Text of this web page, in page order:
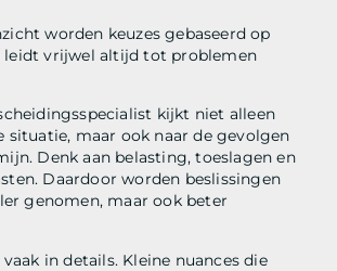
worden keuzes gebaseerd op
leidt vrijwel altijd tot problemen
kijkt niet alleen
situatie, maar ook naar de gevolgen
Denk aan belasting, toeslagen en
Daardoor worden beslissingen
genomen, maar ook beter
in details. Kleine nuances die